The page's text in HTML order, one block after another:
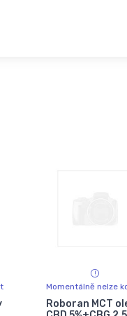
Momentálně nelze
Roboran MCT